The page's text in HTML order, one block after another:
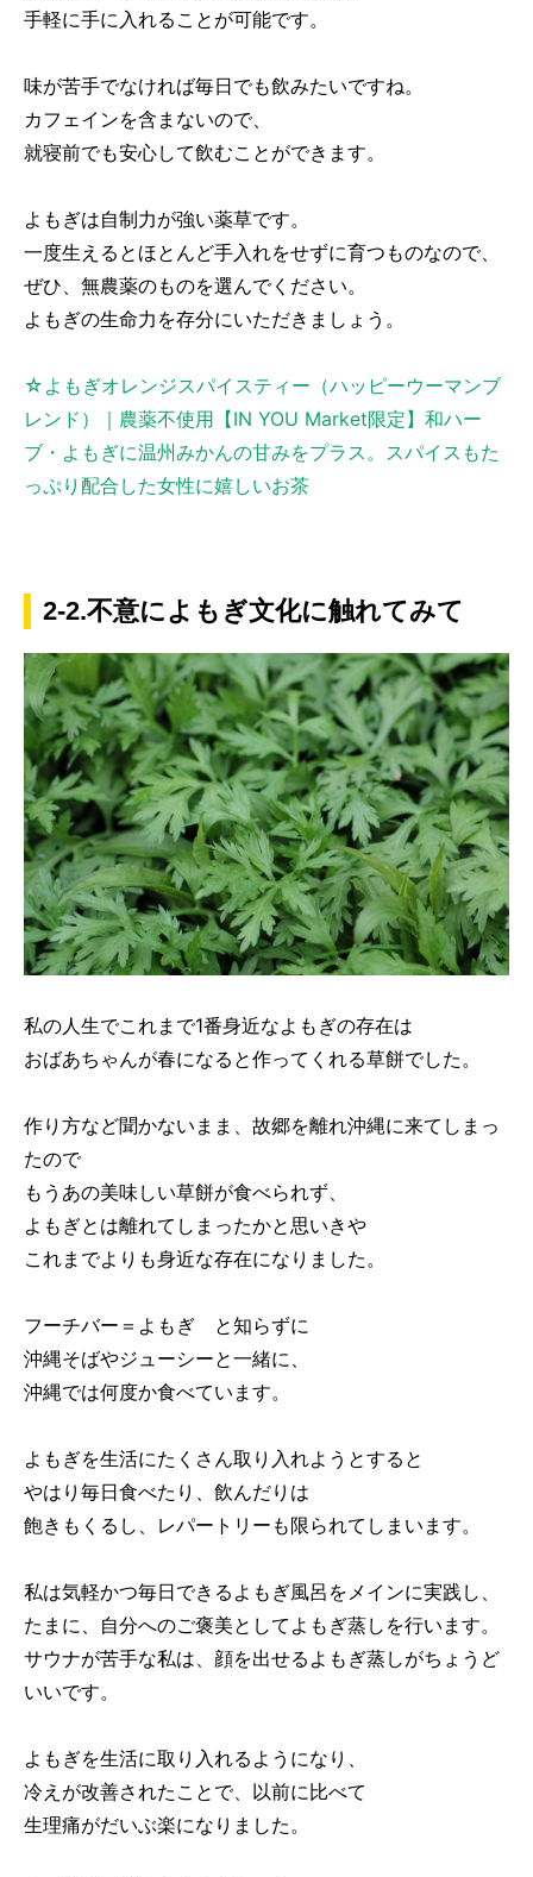
手軽に手に入れることが可能です。
味が苦手でなければ毎日でも飲みたいですね。
カフェインを含まないので、
就寝前でも安心して飲むことができます。
よもぎは自制力が強い薬草です。
一度生えるとほとんど手入れをせずに育つものなので、
ぜひ、無農薬のものを選んでください。
よもぎの生命力を存分にいただきましょう。
☆よもぎオレンジスパイスティー（ハッピーウーマンブ
レンド）｜農薬不使用【IN YOU Market限定】和ハー
ブ・よもぎに温州みかんの甘みをプラス。スパイスもた
っぷり配合した女性に嬉しいお茶
2-2.不意によもぎ文化に触れてみて
私の人生でこれまで1番身近なよもぎの存在は
おばあちゃんが春になると作ってくれる草餅でした。
作り方など聞かないまま、故郷を離れ沖縄に来てしまっ
たので
もうあの美味しい草餅が食べられず、
よもぎとは離れてしまったかと思いきや
これまでよりも身近な存在になりました。
フーチバー＝よもぎ と知らずに
沖縄そばやジューシーと一緒に、
沖縄では何度か食べています。
よもぎを生活にたくさん取り入れようとすると
やはり毎日食べたり、飲んだりは
飽きもくるし、レパートリーも限られてしまいます。
私は気軽かつ毎日できるよもぎ風呂をメインに実践し、
たまに、自分へのご褒美としてよもぎ蒸しを行います。
サウナが苦手な私は、顔を出せるよもぎ蒸しがちょうど
いいです。
よもぎを生活に取り入れるようになり、
冷えが改善されたことで、以前に比べて
生理痛がだいぶ楽になりました。